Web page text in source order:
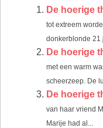
De hoerige
tot extreem
donkerblonde 21
De hoerige
met een warm
scheerzeep. De
De hoerige
van haar vriend
Marije had al...